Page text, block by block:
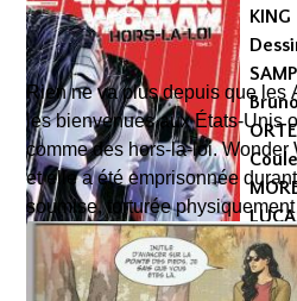
KING
et
Rien ne va plus depuis que les
les bienvenues aux États-Unis
comme des hors-la-loi. Wonder
et elle a été emprisonnée
soumise, torturée
psychologiquement voire
de toujours, Steve Trevor, a été
Une fois libérée, elle s’est